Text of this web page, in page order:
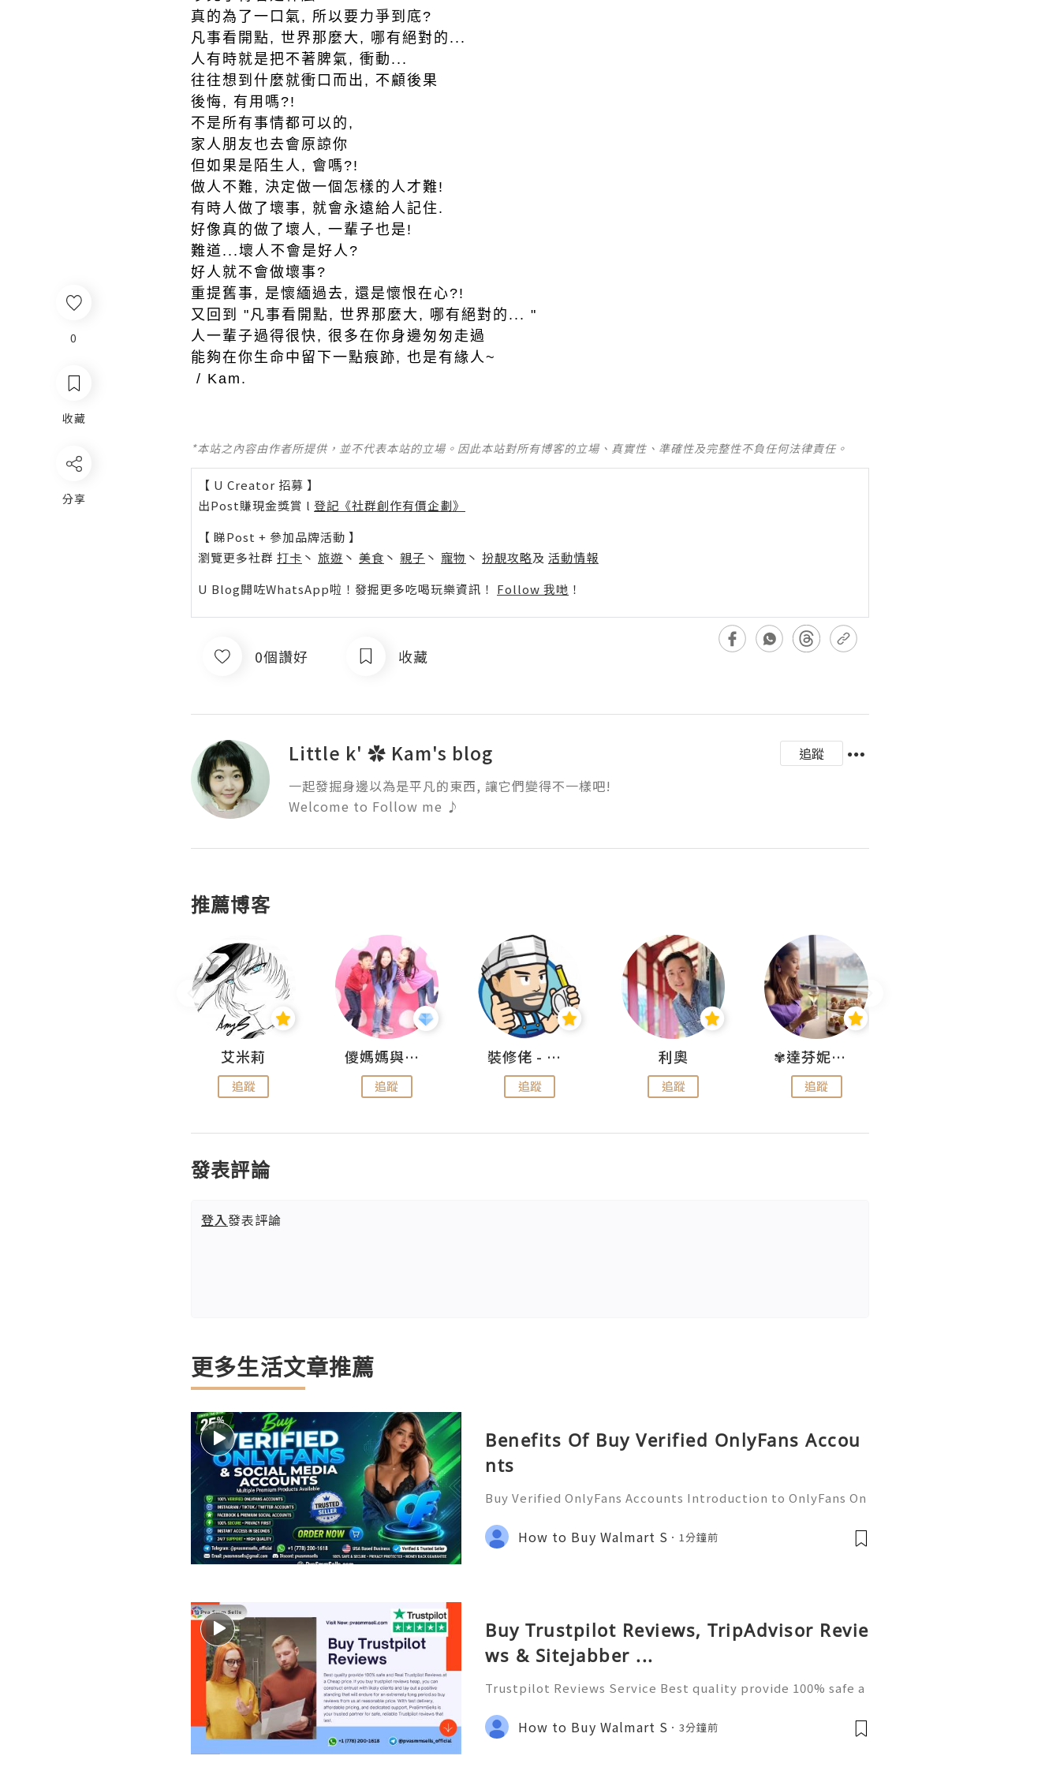
0
收藏
分享
真的為了一口氣, 所以要力爭到底?
凡事看開點, 世界那麼大, 哪有絕對的...
人有時就是把不著脾氣, 衝動...
往往想到什麼就衝口而出, 不顧後果
後悔, 有用嗎?!
不是所有事情都可以的,
家人朋友也去會原諒你
但如果是陌生人, 會嗎?!
做人不難, 決定做一個怎樣的人才難!
有時人做了壞事, 就會永遠給人記住.
好像真的做了壞人, 一輩子也是!
難道...壞人不會是好人?
好人就不會做壞事?
重提舊事, 是懷緬過去, 還是懷恨在心?!
又回到 "凡事看開點, 世界那麼大, 哪有絕對的... "
人一輩子過得很快, 很多在你身邊匆匆走過
能夠在你生命中留下一點痕跡, 也是有緣人~
/ Kam.
*本站之內容由作者所提供，並不代表本站的立場。因此本站對所有博客的立場、真實性、準確性及完整性不負任何法律責任。
【 U Creator 招募 】
出Post賺現金獎賞 l 登記《社群創作有價企劃》
【 睇Post + 參加品牌活動 】
瀏覽更多社群 打卡 丶 旅遊 丶 美食 丶 親子 丶 寵物 丶 扮靚攻略及 活動情報
U Blog開咗WhatsApp啦！發掘更多吃喝玩樂資訊！ Follow 我哋 ！
0個讚好 收藏
Little k' ✿ Kam's blog
追蹤
一起發掘身邊以為是平凡的東西, 讓它們變得不一樣吧!
Welcome to Follow me ♪
推薦博客
艾米莉
追蹤
儍媽媽與兩隻小魔怪之家
追蹤
裝修佬 - 香港一站式網上裝修平台
追蹤
利奧
追蹤
✾達芬妮•愛孩子•愛生活✾
追蹤
發表評論
登入發表評論
更多生活文章推薦
Benefits Of Buy Verified OnlyFans Accou
nts
Buy Verified OnlyFans Accounts Introduction to OnlyFans On
m, offering a platform for creators to connect directly with
their audience and mon
How to Buy Walmart S 1分鐘前
Buy Trustpilot Reviews, TripAdvisor Revie
ws & Sitejabber ...
Trustpilot Reviews Service Best quality provide 100% safe a
pilot reviews heap, you can construct entrust with likely cli
ents and lay out a
How to Buy Walmart S 3分鐘前